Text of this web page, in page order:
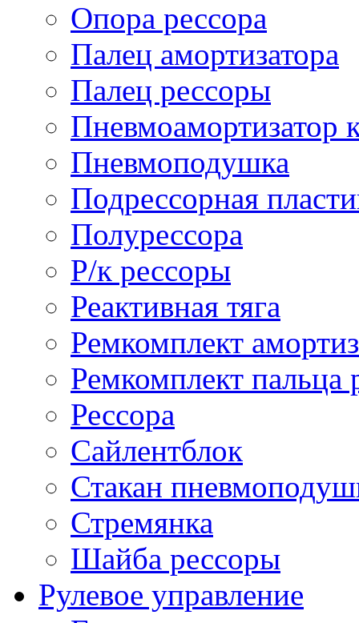
Опора рессора
Палец амортизатора
Палец рессоры
Пневмоамортизатор
Пневмоподушка
Подрессорная
Полурессора
Р/к рессоры
Реактивная тяга
Ремкомплект
Ремкомплект пальца
Рессора
Сайлентблок
Стакан
Стремянка
Шайба рессоры
Рулевое управление